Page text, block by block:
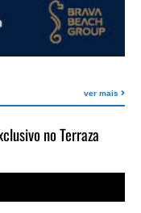
ver mais
no Terraza